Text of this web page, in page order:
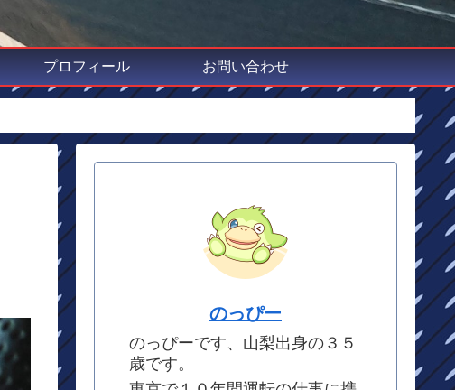
プロフィール お問い合わせ
のっぴー
のっぴーです、山梨出身の３５
歳です。